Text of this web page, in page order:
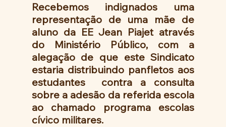
Recebemos indignados uma
representação de uma mãe de
aluno da EE Jean Piajet através
do Ministério Público, com a
alegação de que este Sindicato
estaria distribuindo panfletos aos
estudantes  contra a consulta
sobre a adesão da referida escola
ao chamado programa escolas
cívico militares.